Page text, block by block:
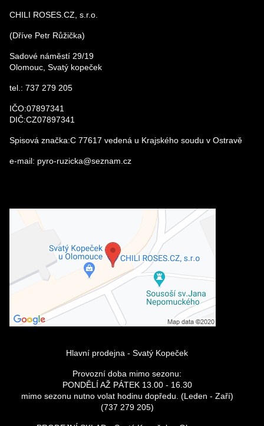
VÁŠ E-MAIL
VÁŠ DOTAZ K PRODUKTU
CHILI ROSES.CZ, s.r.o.
(Dříve Petr Růžička)
Sadové náměstí 29/19
Olomouc, Svatý kopeček
tel.: 737 279 205
IČO:07897341
DIČ:CZ07897341
Spisová značka:C 77617 vedená u Krajského soudu v Ostravě
e-mail: pyro-ruzicka@seznam.cz
Externí obsah je blokován Volbami
soukromí
Přejete si načíst externí obsah?
Povolit a zapamatovat - souhlas s
druhem cookie: Funkční
Hlavní prodejna - Svatý Kopeček
Provozní doba mimo sezonu:
PONDĚLÍ AŽ PÁTEK 13.00 - 16.30
mimo sezonu nutno volat hodinu dopředu. (Leden - Zaří)
(737 279 205)